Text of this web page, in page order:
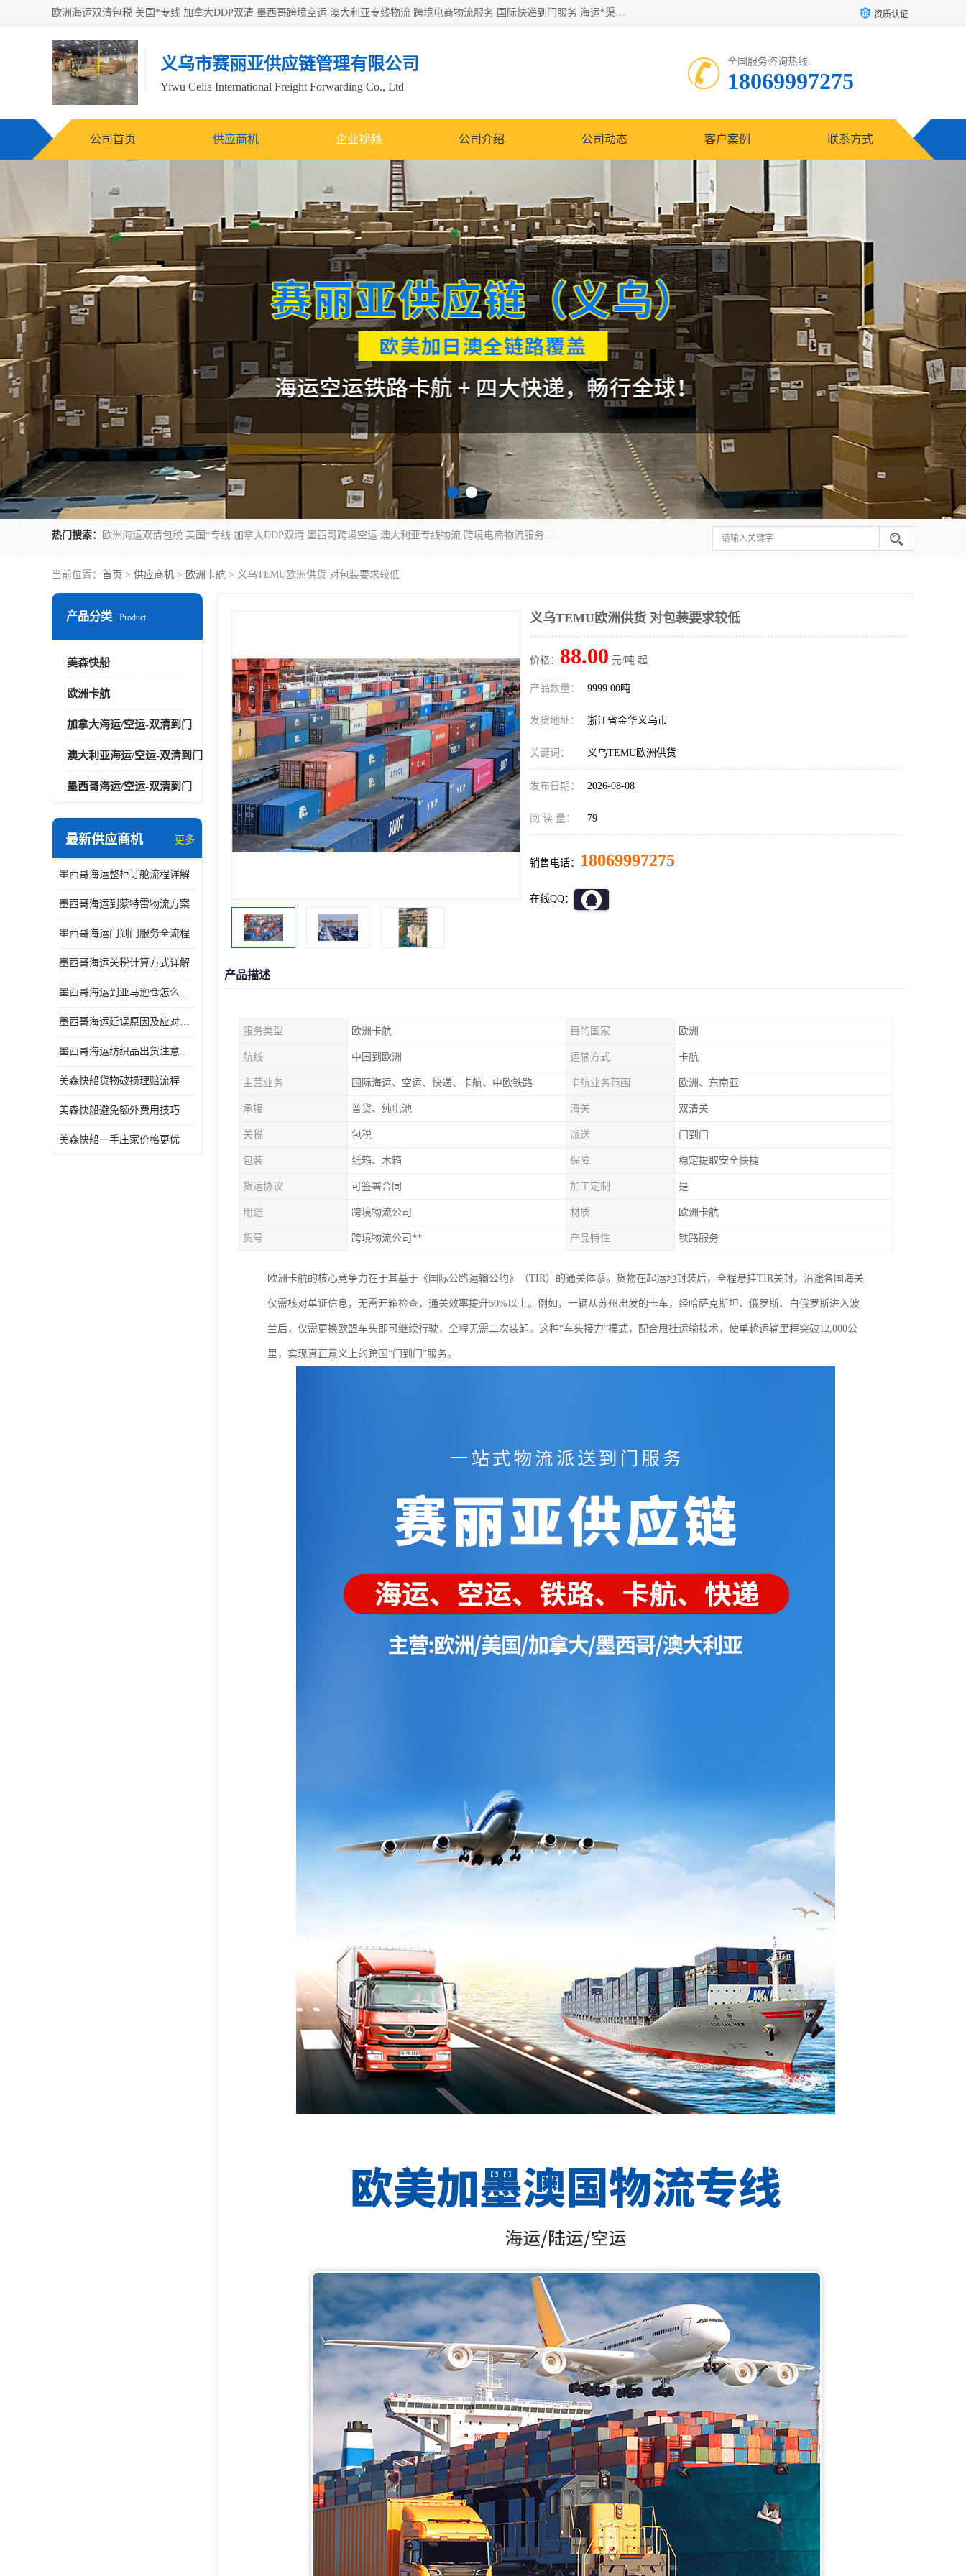
欧洲海运双清包税 美国*专线 加拿大DDP双清 墨西哥跨境空运 澳大利亚专线物流 跨境电商物流服务 国际快递到门服务 海运*渠道 一站式跨境物流解决方案 TikTok/SHEIN专线 电商平台FBA头程运输 国际铁路运输欧洲 UPS/DDHL/联邦快递跨境 美国双清到门物流 跨境*运输 资质认证
义乌市赛丽亚供应链管理有限公司
Yiwu Celia International Freight Forwarding Co., Ltd
全国服务咨询热线:
18069997275
公司首页 供应商机 企业视频 公司介绍 公司动态 客户案例 联系方式
热门搜索： 欧洲海运双清包税 美国*专线 加拿大DDP双清 墨西哥跨境空运 澳大利亚专线物流 跨境电商物流服务 国际快递到门服务 海运*渠道 一站式跨境物流解决方案 TikTok/SHEIN专线 电商平台FBA头程运输 国际铁路运输欧洲 UPS/DDHL/联邦快递跨境 美国双清到门物流 跨境*运输
当前位置： 首页 > 供应商机 > 欧洲卡航 > 义乌TEMU欧洲供货 对包装要求较低
产品分类 Product
美森快船
欧洲卡航
加拿大海运/空运-双清到门
澳大利亚海运/空运-双清到门
墨西哥海运/空运-双清到门
最新供应商机 更多
墨西哥海运整柜订舱流程详解
墨西哥海运到蒙特雷物流方案
墨西哥海运门到门服务全流程
墨西哥海运关税计算方式详解
墨西哥海运到亚马逊仓怎么操作
墨西哥海运延误原因及应对办法
墨西哥海运纺织品出货注意事项
美森快船货物破损理赔流程
美森快船避免额外费用技巧
美森快船一手庄家价格更优
义乌TEMU欧洲供货 对包装要求较低
价格： 88.00 元/吨 起
产品数量： 9999.00吨
发货地址： 浙江省金华义乌市
关键词： 义乌TEMU欧洲供货
发布日期： 2026-08-08
阅 读 量： 79
销售电话： 18069997275
在线QQ：
产品描述
服务类型 欧洲卡航 目的国家 欧洲
航线 中国到欧洲 运输方式 卡航
主营业务 国际海运、空运、快递、卡航、中欧铁路 卡航业务范围 欧洲、东南亚
承接 普货、纯电池 清关 双清关
关税 包税 派送 门到门
包装 纸箱、木箱 保障 稳定提取安全快捷
货运协议 可签署合同 加工定制 是
用途 跨境物流公司 材质 欧洲卡航
货号 跨境物流公司** 产品特性 铁路服务
欧洲卡航的核心竞争力在于其基于《国际公路运输公约》（TIR）的通关体系。货物在起运地封装后，全程悬挂TIR关封，沿途各国海关
仅需核对单证信息，无需开箱检查，通关效率提升50%以上。例如，一辆从苏州出发的卡车，经哈萨克斯坦、俄罗斯、白俄罗斯进入波
兰后，仅需更换欧盟车头即可继续行驶，全程无需二次装卸。这种“车头接力”模式，配合甩挂运输技术，使单趟运输里程突破12,000公
里，实现真正意义上的跨国“门到门”服务。